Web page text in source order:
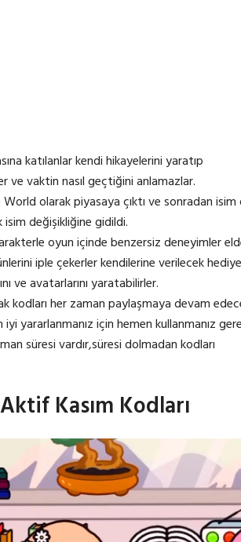
katılanlar kendi hikayelerini yaratıp
ve vaktin nasıl geçtiğini anlamazlar.
olarak piyasaya çıktı ve sonradan
değişikliğine gidildi.
oyun içinde benzersiz deneyimler
iple çekerler kendilerine verilecek hediye
ve avatarlarını yaratabilirler.
kodları her zaman paylaşmaya devam
yararlanmanız için hemen kullanmanız
süresi vardır,süresi dolmadan kodları
Kasım Kodları